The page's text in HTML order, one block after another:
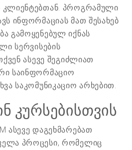
პროგრამული
ინფორმაციას მათ შესახებ
გამოყენებულ იქნას
სერვისების
ასევე შეგიძლიათ
საინფორმაციო
საკომუნიკაციო არხებით.
კურსებისთვის
ასევე დაგეხმარებათ
პროცესი, რომელიც